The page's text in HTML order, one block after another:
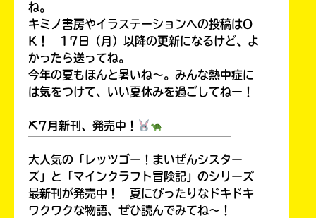
ね。
キミノ書房やイラステーションへの投稿はO
K！ 17日（月）以降の更新になるけど、よ
かったら送ってね。
今年の夏もほんと暑いね～。みんな熱中症に
は気をつけて、いい夏休みを過ごしてねー！
⛏7月新刊、発売中！
大人気の「レッツゴー！まいぜんシスター
ズ」と「マインクラフト冒険記」のシリーズ
最新刊が発売中！ 夏にぴったりなドキドキ
ワクワクな物語、ぜひ読んでみてね～！